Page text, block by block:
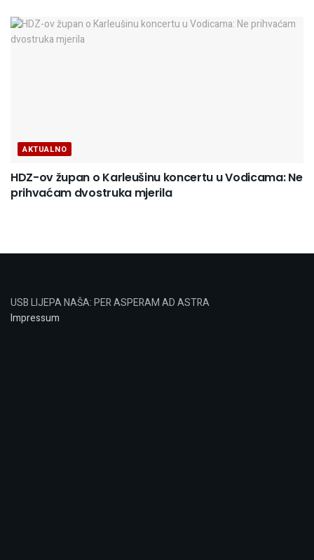
AKTUALNO
HDZ-ov župan o Karleušinu koncertu u Vodicama: Ne
prihvaćam dvostruka mjerila
USB LIJEPA NAŠA: PER ASPERAM AD ASTRA
Impressum